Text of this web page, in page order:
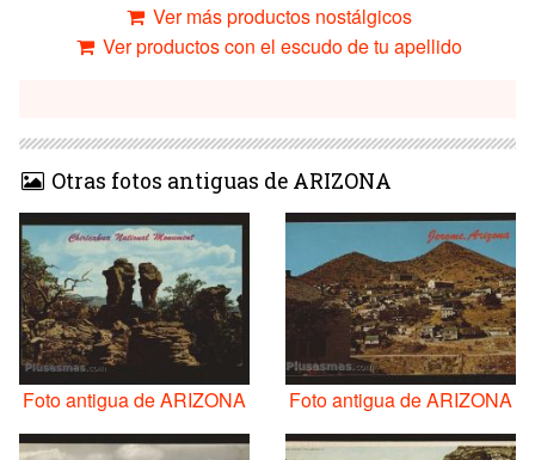
Ver más productos nostálgicos
Ver productos con el escudo de tu apellido
Otras fotos antiguas de ARIZONA
Foto antigua de ARIZONA Foto antigua de ARIZONA